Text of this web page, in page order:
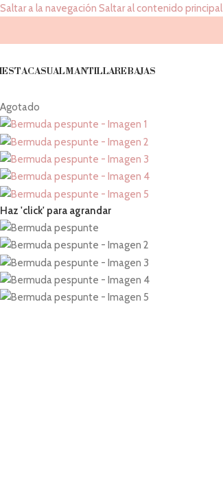
Saltar a la navegación Saltar al contenido principal
CASUALMANTILLAREBAJAS
Agotado
Haz 'click' para agrandar